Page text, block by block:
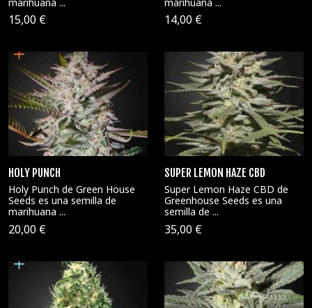
15,00 € 14,00 €
HOLY PUNCH
Holy Punch de Green House
Seeds es una semilla de
marihuana ...
20,00 €
SUPER LEMON HAZE CBD
Super Lemon Haze CBD de
Greenhouse Seeds es una
semilla de ...
35,00 €